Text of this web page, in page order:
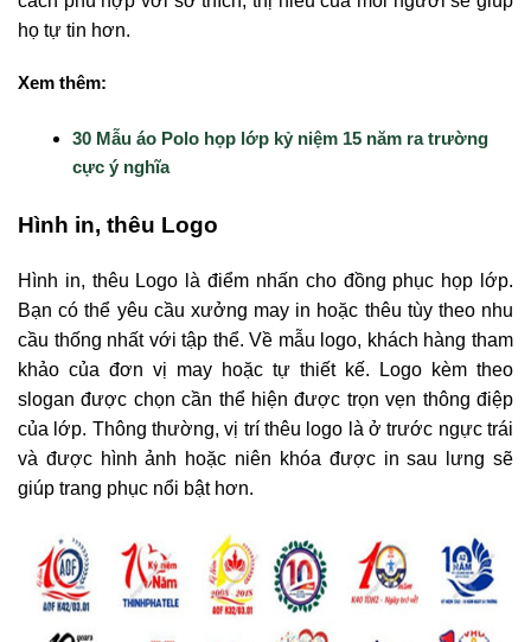
họ tự tin hơn.
Xem thêm:
30 Mẫu áo Polo họp lớp kỷ niệm 15 năm ra trường
cực ý nghĩa
Hình in, thêu Logo
Hình in, thêu Logo là điểm nhấn cho đồng phục họp lớp.
Bạn có thể yêu cầu xưởng may in hoặc thêu tùy theo nhu
cầu thống nhất với tập thể. Về mẫu logo, khách hàng tham
khảo của đơn vị may hoặc tự thiết kế. Logo kèm theo
slogan được chọn cần thể hiện được trọn vẹn thông điệp
của lớp. Thông thường, vị trí thêu logo là ở trước ngực trái
và được hình ảnh hoặc niên khóa được in sau lưng sẽ
giúp trang phục nổi bật hơn.